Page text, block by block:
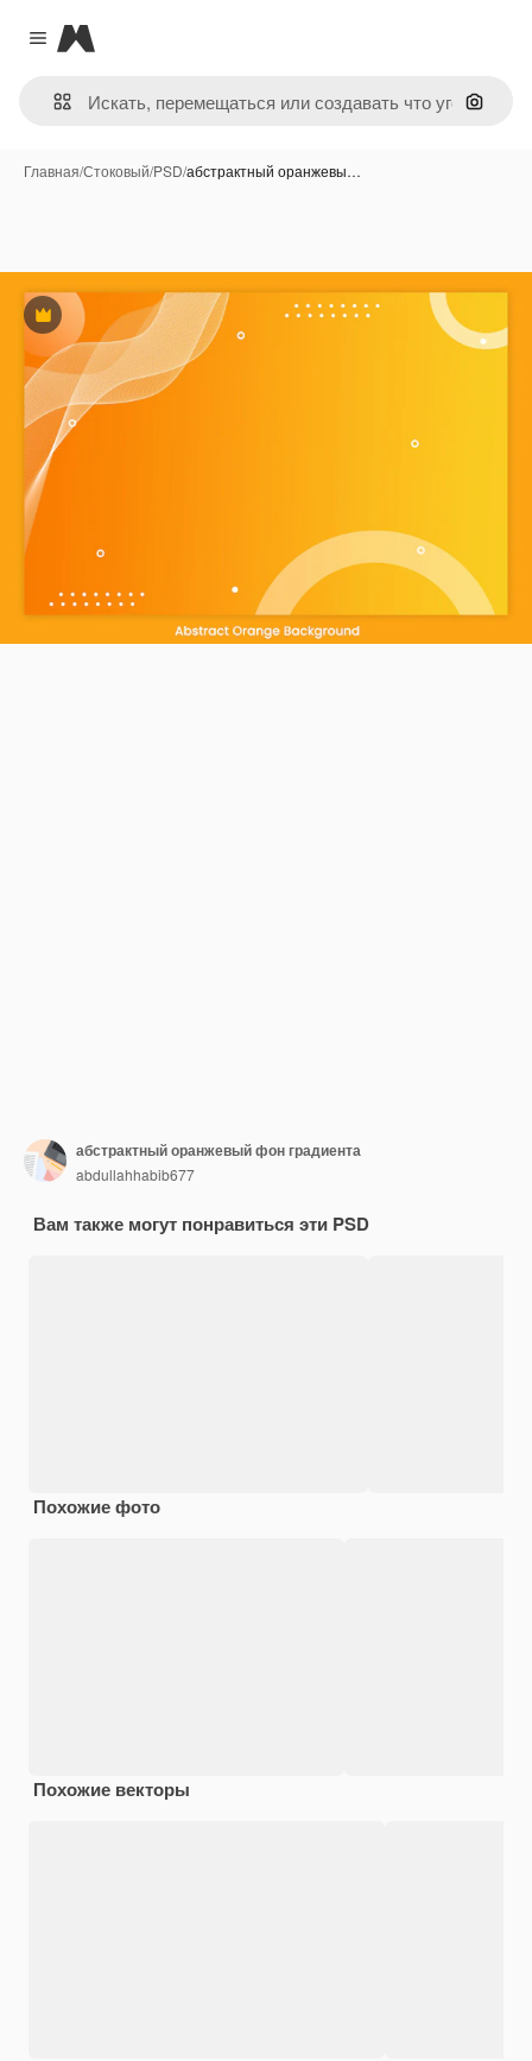
Close menu
Magnific
Поиск
Главная/Стоковый/PSD/абстрактный оранжевы…
Премиум
абстрактный оранжевый фон градиента
abdullahhabib677
Вам также могут понравиться эти PSD
Похожие фото
Похожие векторы